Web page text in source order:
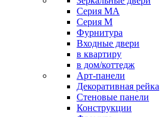
Серия MA
Серия M
Фурнитура
Входные двери
в квартиру
в дом/коттедж
Арт-панели
Декоративная рейка
Стеновые панели
Конструкции